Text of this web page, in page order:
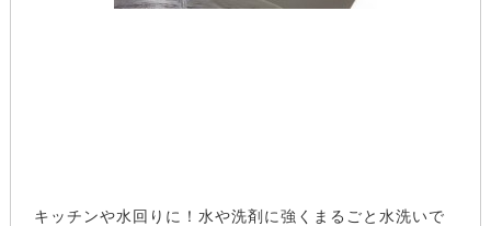
キッチンや水回りに！水や洗剤に強くまるごと水洗いで